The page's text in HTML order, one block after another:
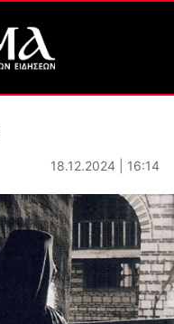
18.12.2024 | 16:14